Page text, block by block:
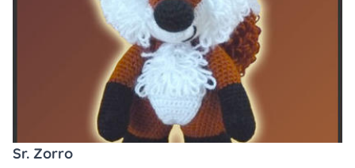
Sr. Zorro